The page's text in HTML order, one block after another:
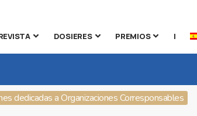
DOSIERES PREMIOS |
dedicadas a Organizaciones Corresponsables